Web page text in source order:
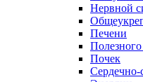
Нервной
Печени
Почек
Сердечно-